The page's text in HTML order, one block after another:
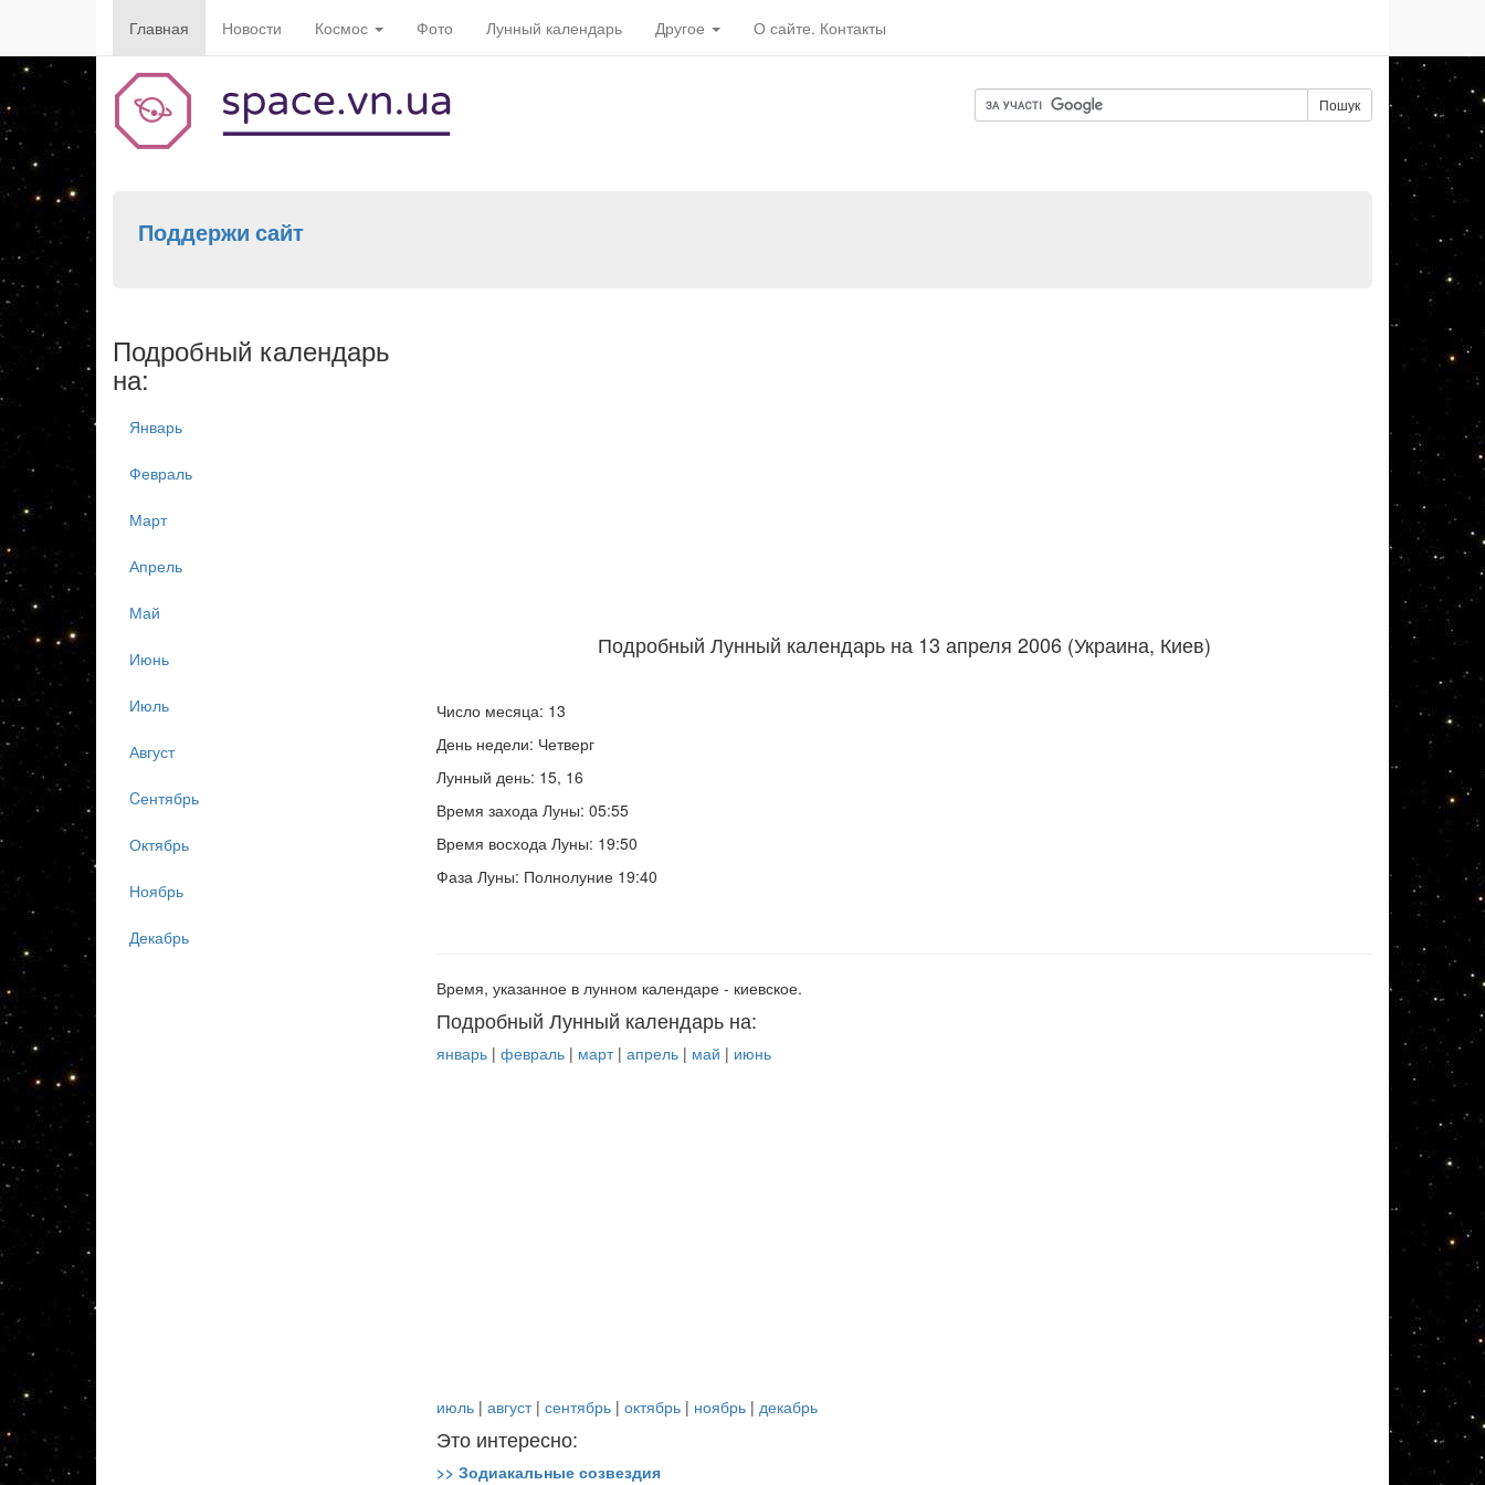
Главная Новости Космос Фото Лунный календарь Другое О сайте. Контакты
Пошук
Поддержи сайт
Подробный Лунный календарь на 13 апреля 2006 (Украина, Киев)
Число месяца: 13
День недели: Четверг
Лунный день: 15, 16
Время захода Луны: 05:55
Время восхода Луны: 19:50
Фаза Луны: Полнолуние 19:40
Время, указанное в лунном календаре - киевское.
Подробный Лунный календарь на:
январь| февраль| март| апрель| май | июнь
июль| август| сентябрь| октябрь| ноябрь| декабрь
Это интересно:
>> Зодиакальные созвездия
Подробный календарь
на:
Январь
Февраль
Март
Апрель
Май
Июнь
Июль
Август
Cентябрь
Октябрь
Ноябрь
Декабрь